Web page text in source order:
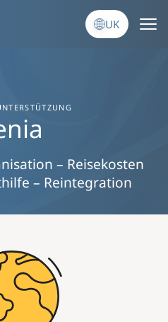
вмісту UK
– Reisekosten
– Reintegration